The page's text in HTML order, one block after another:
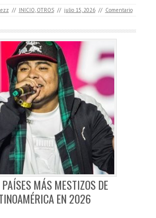
// INICIO, OTROS // julio 15, 2026 // Comentario
MÁS MESTIZOS DE
EN 2026